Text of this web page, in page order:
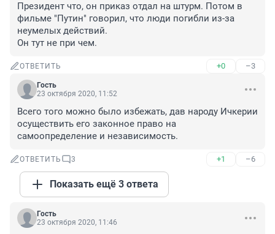
Президент что, он приказ отдал на штурм. Потом в
фильме "Путин" говорил, что люди погибли из-за
неумелых действий.
Он тут не при чем.
ОТВЕТИТЬ +0 –3
Гость
23 октября 2020, 11:52
Всего того можно было избежать, дав народу Ичкерии
осуществить его законное право на
самоопределение и независимость.
ОТВЕТИТЬ 3 +1 –6
Показать ещё 3 ответа
Гость
23 октября 2020, 11:46